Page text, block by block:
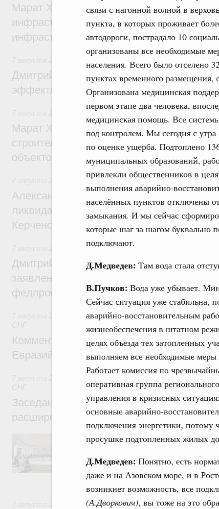
связи с нагонной волной в
пункта, в которых проживает
автодороги, пострадало 10
организованы все необходимые
населения. Всего было отселено
пунктах временного
Организована медицинская
первом этапе два человека,
медицинская помощь. Все
под контролем. Мы сегодня с
по оценке ущерба. Подтоплено
муниципальных образований,
привлекли общественников в
выполнения аварийно-
населённых пунктов отключены
замыкания. И мы сейчас
которые шаг за шагом буквально
подключают.
Д.Медведев: Там вода стала
В.Пучков: Вода уже убывает.
Сейчас ситуация уже стабильна,
аварийно-восстановительным
жизнеобеспечения в штатном
целях объезда тех затопленных
выполняем все необходимые меры
Работает комиссия по
оперативная группа
управления в кризисных
основные аварийно-
подключения энергетики, потому
просушке подтопленных жилых
Д.Медведев: Понятно, есть
даже и на Азовском море, и в
возникнет возможность, все
(А.Дворкович), вы тоже на это
Марат Хуснуллин: 15 объектов
инфраструктуры построили и обновили
инфраструктурным кредитам
Развитие сельских территорий
Дмитрий Патрушев: Синхронизация
эффективность поддержки сельских
Экономика городов. Городская среда
Марат Хуснуллин: «Единый заказчик»
строительство и реконструкцию более
объектов
Чрезвычайные ситуации и ликвидация их
Александр Козлов провёл заседание
ликвидации последствий чрезвычайной
Керченском проливе
Среднее профессиональное образование
Дмитрий Чернышенко: Установлен
заявлений от абитуриентов колледжей и
федпроекта «Профессионалитет»
Евразийский экономический союз.
СНГ
Комментарий Алексея Оверчука по
Евразийского межправительственного
Евразийский экономический союз.
СНГ
Заседание Евразийского
расширенном составе
В повестке заседания актуальные задачи
числе совершенствование кооперации в
обеспечение продовольственной
железнодорожных перевозок,
рынка.
Евразийский экономический союз.